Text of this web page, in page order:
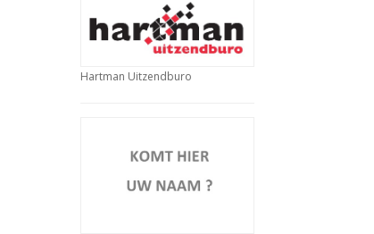
Hartman Uitzendburo